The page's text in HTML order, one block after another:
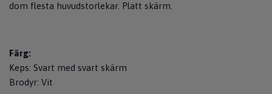
dom flesta huvudstorlekar. Platt skärm.
Färg:
Keps: Svart med svart skärm
Brodyr: Vit